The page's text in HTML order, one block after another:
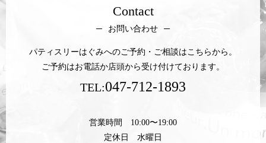
Contact
お問い合わせ
パティスリーはぐみへのご予約・ご相談はこちらから。
ご予約はお電話か店頭から受け付けております。
TEL:047-712-1893
営業時間 10:00〜19:00
定休日 水曜日